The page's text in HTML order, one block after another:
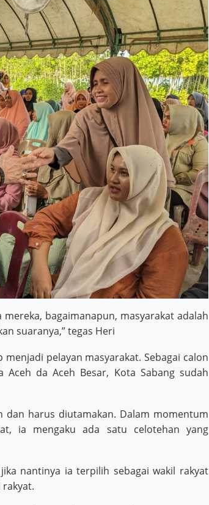
bagaimanapun, masyarakat adalah
suaranya,” tegas Heri
pelayan masyarakat. Sebagai calon
Aceh da Aceh Besar, Kota Sabang sudah
dan harus diutamakan. Dalam momentum
ia mengaku ada satu celotehan yang
nantinya ia terpilih sebagai wakil rakyat